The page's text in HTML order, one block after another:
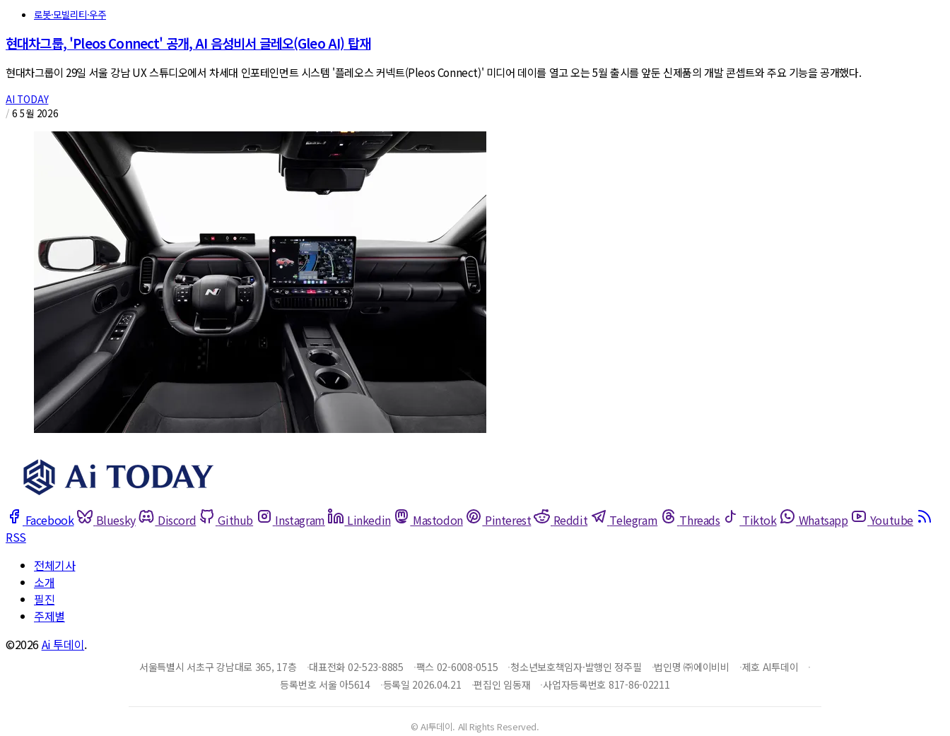
로봇·모빌리티·우주
현대차그룹, 'Pleos Connect' 공개, AI 음성비서 글레오(Gleo AI) 탑재
현대차그룹이 29일 서울 강남 UX 스튜디오에서 차세대 인포테인먼트 시스템 '플레오스 커넥트(Pleos Connect)' 미디어 데이를 열고 오는 5월 출시를 앞둔 신제품의 개발 콘셉트와 주요 기능을 공개했다.
AI TODAY
/ 6 5월 2026
Facebook Bluesky Discord Github Instagram Linkedin Mastodon Pinterest Reddit Telegram Threads Tiktok Whatsapp
Youtube
RSS
전체기사
소개
필진
주제별
©2026Ai 투데이.
서울특별시 서초구 강남대로 365, 17층 대표전화 02-523-8885 팩스 02-6008-0515 청소년보호책임자·발행인 정주필 법인명 ㈜에이비비
제호 AI투데이
등록번호 서울 아5614
등록일 2026.04.21 편집인 임동재 사업자등록번호 817-86-02211
© AI투데이. All Rights Reserved.